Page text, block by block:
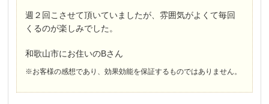
週２回こさせて頂いていましたが、雰囲気がよくて毎回
くるのが楽しみでした。
和歌山市にお住いのBさん
※お客様の感想であり、効果効能を保証するものではありません。